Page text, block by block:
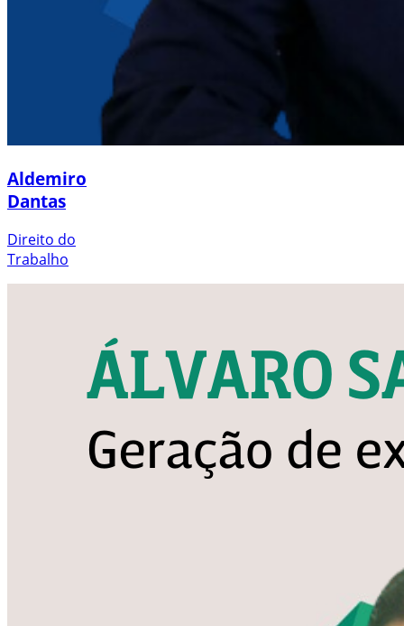
Aldemiro
Dantas
Direito do
Trabalho